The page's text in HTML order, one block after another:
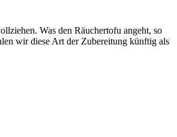
Was den Räuchertofu angeht, so
wir diese Art der Zubereitung künftig als